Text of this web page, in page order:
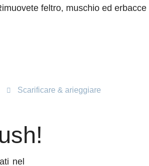
feltro, muschio ed
Scarificare & arieggiare
nel